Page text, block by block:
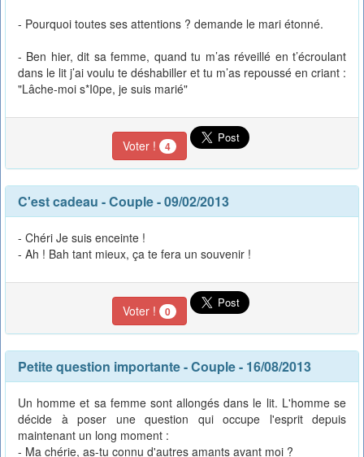
- Pourquoi toutes ses attentions ? demande le mari étonné.
- Ben hier, dit sa femme, quand tu m’as réveillé en t’écroulant
dans le lit j’ai voulu te déshabiller et tu m’as repoussé en criant :
"Lâche-moi s*I0pe, je suis marié"
Voter ! 4
C'est cadeau -Couple- 09/02/2013
- Chéri Je suis enceinte !
- Ah ! Bah tant mieux, ça te fera un souvenir !
Voter ! 0
Petite question importante-Couple- 16/08/2013
Un homme et sa femme sont allongés dans le lit. L'homme se
décide à poser une question qui occupe l'esprit depuis
maintenant un long moment :
- Ma chérie, as-tu connu d'autres amants avant moi ?